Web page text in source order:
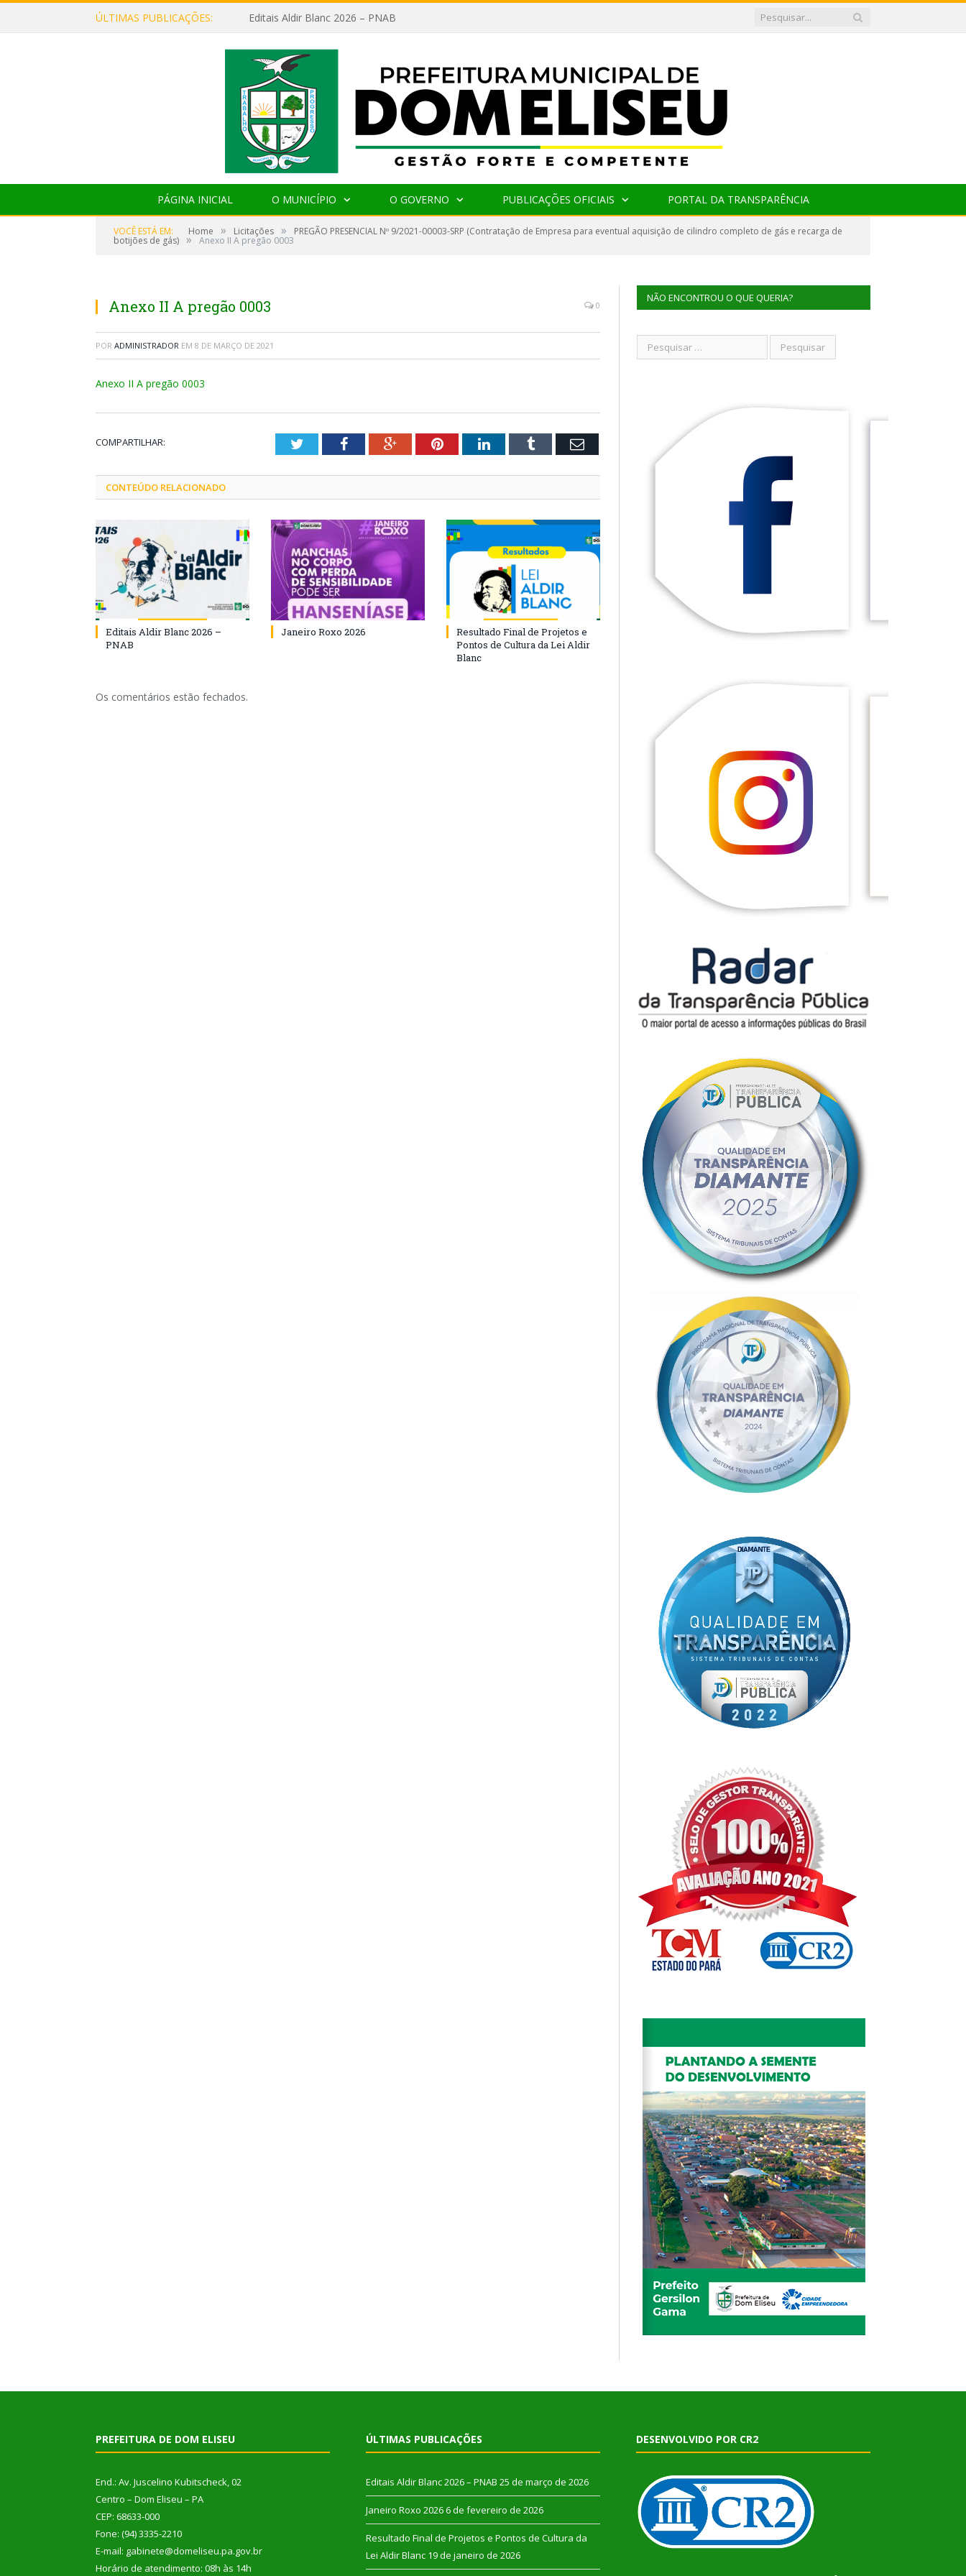
ÚLTIMAS PUBLICAÇÕES: Editais Aldir Blanc 2026 – PNAB
PÁGINA INICIAL O MUNICÍPIO O GOVERNO PUBLICAÇÕES OFICIAIS PORTAL DA TRANSPARÊNCIA
VOCÊ ESTÁ EM: Home » Licitações » PREGÃO PRESENCIAL Nº 9/2021-00003-SRP (Contratação de Empresa para eventual aquisição de cilindro completo de gás e recarga de
botijões de gás) » Anexo II A pregão 0003
Anexo II A pregão 0003 0
POR ADMINISTRADOR EM 8 DE MARÇO DE 2021
Anexo II A pregão 0003
COMPARTILHAR: TwitterFacebookGoogle+PinterestLinkedInTumblr Email
CONTEÚDO RELACIONADO
Editais Aldir Blanc 2026 –
PNAB
Janeiro Roxo 2026
Resultado Final de Projetos e
Pontos de Cultura da Lei Aldir
Blanc
Os comentários estão fechados.
NÃO ENCONTROU O QUE QUERIA?
PREFEITURA DE DOM ELISEU
End.: Av. Juscelino Kubitscheck, 02
Centro – Dom Eliseu – PA
CEP: 68633-000
Fone: (94) 3335-2210
E-mail: gabinete@domeliseu.pa.gov.br
Horário de atendimento: 08h às 14h
ÚLTIMAS PUBLICAÇÕES
Editais Aldir Blanc 2026 – PNAB 25 de março de 2026
Janeiro Roxo 2026 6 de fevereiro de 2026
Resultado Final de Projetos e Pontos de Cultura da
Lei Aldir Blanc 19 de janeiro de 2026
DESENVOLVIDO POR CR2